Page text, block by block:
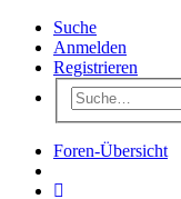
Suche
Anmelden
Registrieren
Foren-Übersicht